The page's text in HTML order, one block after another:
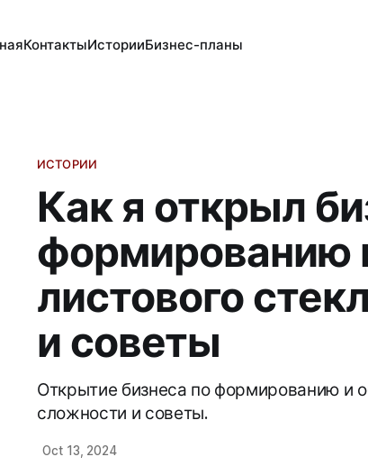
КонтактыИсторииБизнес-планы
ИСТОРИИ
Как я открыл
формированию
листового
и советы
Открытие бизнеса по формированию и
сложности и советы.
Oct 13, 2024